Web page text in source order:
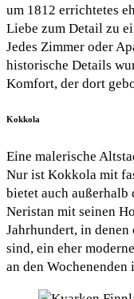
um 1812 errichtetes
Liebe zum Detail zu
Jedes Zimmer oder
historische Details
Komfort, der dort
Kokkola
Eine malerische
Nur ist Kokkola mit
bietet auch
Neristan mit seinen
Jahrhundert, in denen
sind, ein eher
an den